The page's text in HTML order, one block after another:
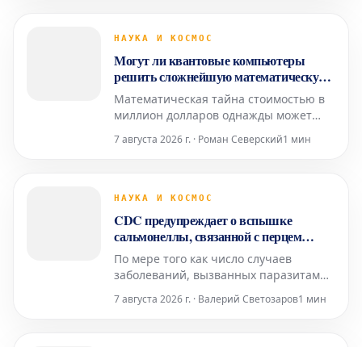
Конгрессу. Ранее доктор Фаучи
медицинского советника при
президенте Джо Бай
НАУКА И КОСМОС
Могут ли квантовые компьютеры
решить сложнейшую математическую
задачу?
Математическая тайна стоимостью в
миллион долларов однажды может
быть разгадана в физической
лаборатории. Новое научное
7 августа 2026 г. · Роман Северский1 мин
НАУКА И КОСМОС
CDC предупреждает о вспышке
сальмонеллы, связанной с перцем
халапеньо в Chipotle и QDOBA
По мере того как число случаев
заболеваний, вызванных паразитами
и связанных с измельченным салатом
айсберг, продолжает расти, ведущая
7 августа 2026 г. · Валерий Светозаров1 мин